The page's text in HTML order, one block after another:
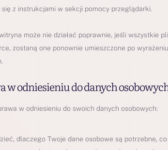
się z instrukcjami w sekcji pomocy przeglądarki.
może nie działać poprawnie, jeśli wszystkie
zostaną one ponownie umieszczone po
w odniesieniu do danych
w odniesieniu do swoich danych osobowych:
dlaczego Twoje dane osobowe są potrzebne,